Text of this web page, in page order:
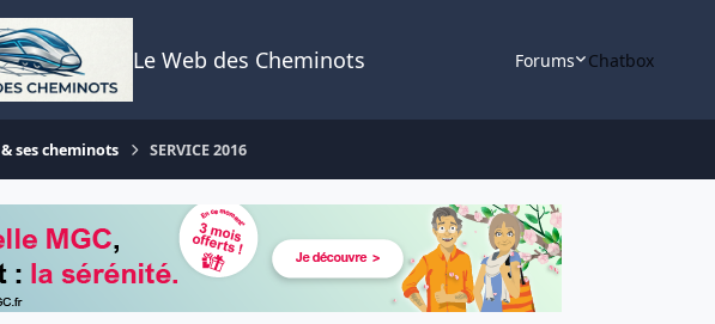
Le Web des Cheminots Forums Chatbox
ses cheminots SERVICE 2016